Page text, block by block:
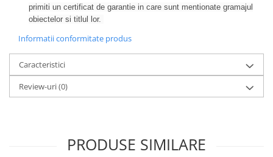
primiti un certificat de garantie in care sunt mentionate gramajul
obiectelor si titlul lor.
Informatii conformitate produs
Caracteristici
Review-uri(0)
PRODUSE SIMILARE